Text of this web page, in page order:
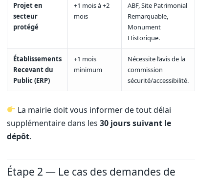
Projet en
secteur
protégé
+1 mois à +2
mois
ABF, Site Patrimonial
Remarquable,
Monument
Historique.
Établissements
Recevant du
Public (ERP)
+1 mois
minimum
Nécessite l’avis de la
commission
sécurité/accessibilité.
La mairie doit vous informer de tout délai
supplémentaire dans les 30 jours suivant le
dépôt.
Étape 2 — Le cas des demandes de